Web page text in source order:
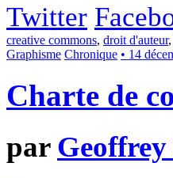
Twitter
creative commons, droit d'auteur,
Graphisme Chronique • 14
Charte de
par